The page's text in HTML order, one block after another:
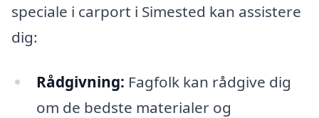
speciale i carport i Simested kan assistere
dig:
Rådgivning: Fagfolk kan rådgive dig
om de bedste materialer og